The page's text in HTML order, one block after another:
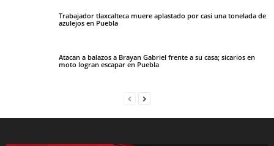
Trabajador tlaxcalteca muere aplastado por casi una tonelada de
azulejos en Puebla
Atacan a balazos a Brayan Gabriel frente a su casa; sicarios en
moto logran escapar en Puebla